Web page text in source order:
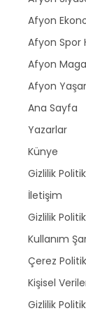
Afyon
Afyon Spor
Afyon
Afyon
Ana Sayfa
Yazarlar
Künye
Gizlilik
İletişim
Gizlilik
Kullanım
Çerez
Kişisel
Gizlilik